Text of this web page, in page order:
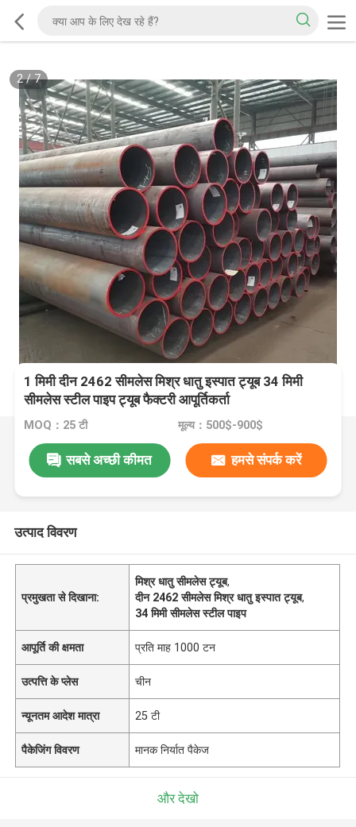
2/7
1 मिमी दीन 2462 सीमलेस मिश्र धातु इस्पात ट्यूब 34 मिमी
सीमलेस स्टील पाइप ट्यूब फैक्टरी आपूर्तिकर्ता
MOQ：25 टी मूल्य：500$-900$
सबसे अच्छी कीमत हमसे संपर्क करें
उत्पाद विवरण
प्रमुखता से दिखाना:
मिश्र धातु सीमलेस ट्यूब,
दीन 2462 सीमलेस मिश्र धातु इस्पात ट्यूब,
34 मिमी सीमलेस स्टील पाइप
आपूर्ति की क्षमता प्रति माह 1000 टन
उत्पत्ति के प्लेस चीन
न्यूनतम आदेश मात्रा 25 टी
पैकेजिंग विवरण मानक निर्यात पैकेज
और देखो